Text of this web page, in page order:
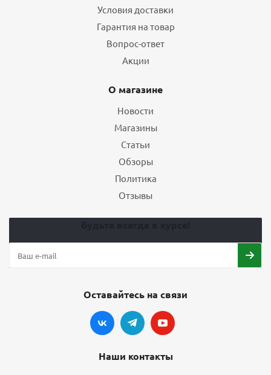
Условия доставки
Гарантия на товар
Вопрос-ответ
Акции
О магазине
Новости
Магазины
Статьи
Обзоры
Политика
Отзывы
Оставайтесь на связи
Наши контакты